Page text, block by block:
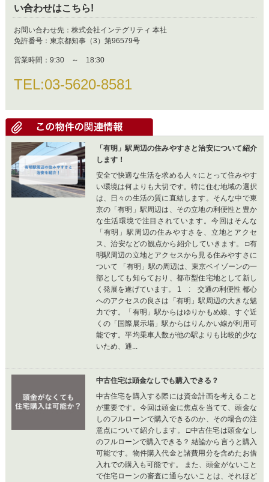
い合わせはこちら!
お問い合わせ先： 株式会社インテグリティ 本社
免許番号： 東京都知事（3）第96579号
営業時間： 9:30 ～ 18:30
TEL:03-5620-8581
「有明」駅周辺の住みやすさと治安について紹介
します！
安全で快適な生活を求める人々にとって住みやす
い環境は何よりも大切です。特に住む地域の選択
は、日々の生活の質に直結します。そんな中で東
京の「有明」駅周辺は、その立地の利便性と豊か
な生活環境で注目されています。今回はそんな
「有明」駅周辺の住みやすさを、立地とアクセ
ス、治安などの観点から紹介していきます。 □有
明駅周辺の立地とアクセスから見る住みやすさに
ついて 「有明」駅の周辺は、東京ベイゾーンの一
部としても知らており、都市型住宅地として新し
く発展を遂げています。 1 : 交通の利便性 都心
へのアクセスの良さは「有明」駅周辺の大きな魅
力です。「有明」駅からはゆりかもめ線、すぐ近
くの「国際展示場」駅からはりんかい線が利用可
能です。平均乗車人数が他の駅よりも比較的少な
いため、通...
中古住宅は頭金なしでも購入できる？
中古住宅を購入する際には資金計画を考えること
が重要です。今回は頭金に焦点を当てて、頭金な
しのフルローンで購入できるのか、その場合の注
意点について紹介します。 □中古住宅は頭金なし
のフルローンで購入できる？ 結論から言うと購入
可能です。物件購入代金と諸費用分を含めたお借
入れでの購入も可能です。 また、頭金がないこと
で住宅ローンの審査に通らないことは、それほど